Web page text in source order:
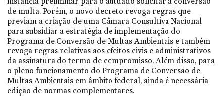
de multa. Porém, o novo decreto revoga regras que
previam a criação de uma Câmara Consultiva Nacional
para subsidiar a estratégia de implementação do
Programa de Conversão de Multas Ambientais e também
revoga regras relativas aos efeitos civis e administrativos
da assinatura do termo de compromisso. Além disso, para
o pleno funcionamento do Programa de Conversão de
Multas Ambientais em âmbito federal, ainda é necessária
edição de normas complementares.